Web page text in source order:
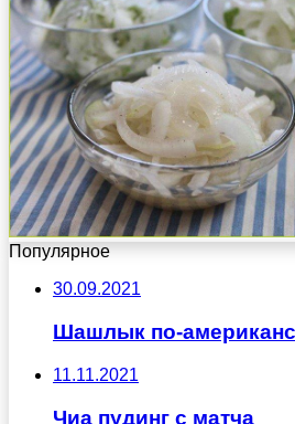
Популярное
30.09.2021
Шашлык по-
11.11.2021
Чиа пудинг с матча